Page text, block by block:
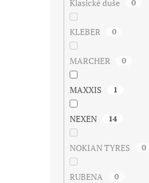
Klasické duše
KLEBER 0
MARCHER 0
MAXXIS 1
NEXEN 14
NOKIAN TYRES 0
RUBENA 0